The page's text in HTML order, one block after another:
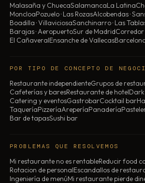
Malasaña y ChuecaSalamancaLa Latina
MoncloaPozuelo · Las RozasAlcobendas ·
Boadilla · VillaviciosaSanchinarro · Las
Barajas · AeropuertoSur de MadridCorredor
El CañaveralEnsanche de Vallecas
POR TIPO DE CONCEPTO DE
Restaurante independienteGrupos de
Cafeterías y baresRestaurante de hotel
Catering y eventosGastrobarCocktail bar
TaqueríaPizzeríaAreperíaPanadería
Bar de tapasSushi bar
PROBLEMAS QUE RESOLVEMOS
Mi restaurante no es rentableReducir food
Rotacion de personalEscandallos de
Ingeniería de menúMi restaurante pierde